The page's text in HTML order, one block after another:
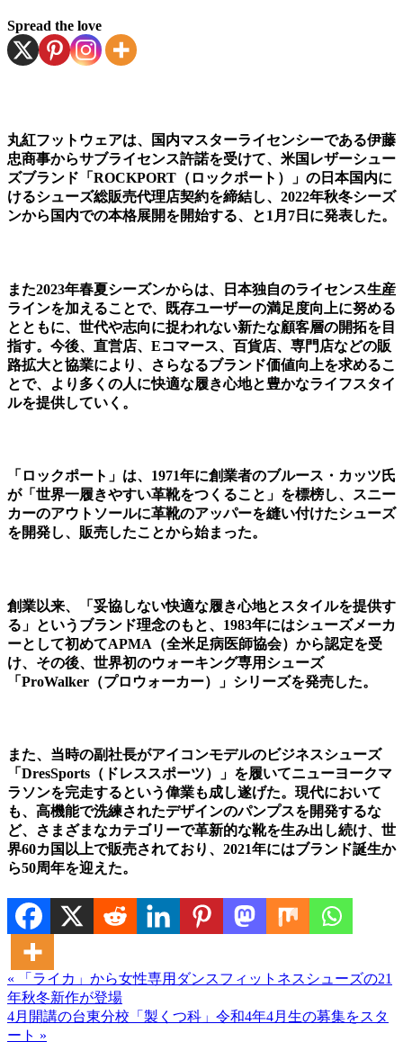
Spread the love
丸紅フットウェアは、国内マスターライセンシーである伊藤
忠商事からサブライセンス許諾を受けて、米国レザーシュー
ズブランド「ROCKPORT（ロックポート）」の日本国内に
けるシューズ総販売代理店契約を締結し、2022年秋冬シーズ
ンから国内での本格展開を開始する、と1月7日に発表した。
また2023年春夏シーズンからは、日本独自のライセンス生産
ラインを加えることで、既存ユーザーの満足度向上に努める
とともに、世代や志向に捉われない新たな顧客層の開拓を目
指す。今後、直営店、Eコマース、百貨店、専門店などの販
路拡大と協業により、さらなるブランド価値向上を求めるこ
とで、より多くの人に快適な履き心地と豊かなライフスタイ
ルを提供していく。
「ロックポート」は、1971年に創業者のブルース・カッツ氏
が「世界一履きやすい革靴をつくること」を標榜し、スニー
カーのアウトソールに革靴のアッパーを縫い付けたシューズ
を開発し、販売したことから始まった。
創業以来、「妥協しない快適な履き心地とスタイルを提供す
る」というブランド理念のもと、1983年にはシューズメーカ
ーとして初めてAPMA（全米足病医師協会）から認定を受
け、その後、世界初のウォーキング専用シューズ
「ProWalker（プロウォーカー）」シリーズを発売した。
また、当時の副社長がアイコンモデルのビジネスシューズ
「DresSports（ドレススポーツ）」を履いてニューヨークマ
ラソンを完走するという偉業も成し遂げた。現代において
も、高機能で洗練されたデザインのパンプスを開発するな
ど、さまざまなカテゴリーで革新的な靴を生み出し続け、世
界60カ国以上で販売されており、2021年にはブランド誕生か
ら50周年を迎えた。
« 「ライカ」から⼥性専用ダンスフィットネスシューズの21
年秋冬新作が登場
4月開講の台東分校「製くつ科」令和4年4月生の募集をスタ
ート »